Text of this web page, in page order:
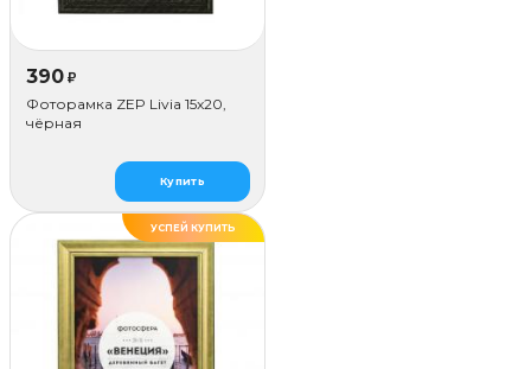
390 ₽
Фоторамка ZEP Livia 15x20,
чёрная
Купить
УСПЕЙ КУПИТЬ
ДЕЛАЕМ САМИ